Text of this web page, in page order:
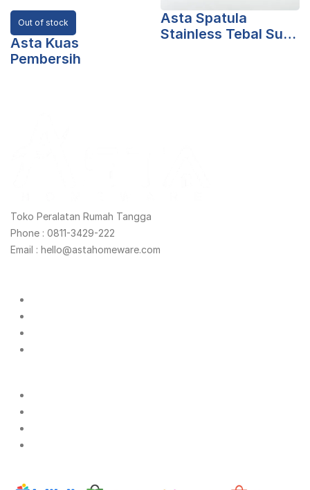
Out of stock
Asta Kuas
Pembersih
Asta Spatula
Stainless Tebal Sutil
Toko Peralatan Rumah Tangga
Phone : 0811-3429-222
Email : hello@astahomeware.com